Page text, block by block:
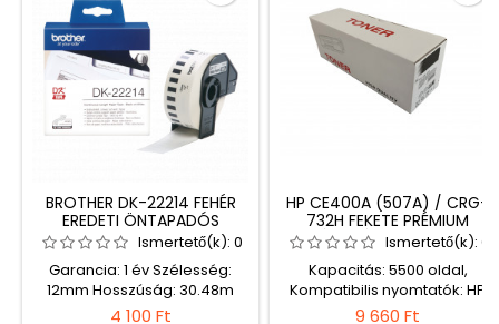
BROTHER DK-22214 FEHÉR
EREDETI ÖNTAPADÓS
SZALAGCÍMKE 12MM
Ismertető(k): 0
Garancia: 1 év Szélesség:
12mm Hosszúság: 30.48m
Kompatibilis címkézők:
4 100 Ft
HP CE400A (507A) / CRG-
732H FEKETE PRÉMIUM
UTÁNGYÁRTOTT TONER
ECO
Ismertető(k): 0
Kapacitás: 5500 oldal,
Kompatibilis nyomtatók: HP
Colour LaserJet M551dn /
9 660 Ft